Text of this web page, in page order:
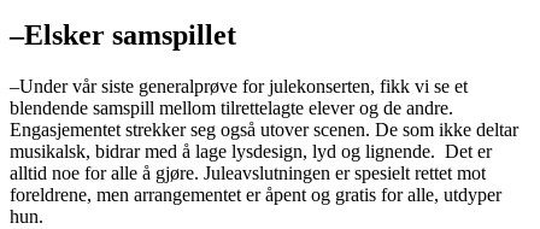
–Elsker samspillet
–Under vår siste generalprøve for julekonserten, fikk vi se et
blendende samspill mellom tilrettelagte elever og de andre.
Engasjementet strekker seg også utover scenen. De som ikke deltar
musikalsk, bidrar med å lage lysdesign, lyd og lignende. Det er
alltid noe for alle å gjøre. Juleavslutningen er spesielt rettet mot
foreldrene, men arrangementet er åpent og gratis for alle, utdyper
hun.